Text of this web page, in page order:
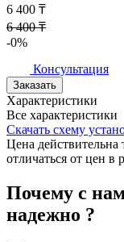
6 400 ₸
6 400 ₸
-0%
Консультация
Заказать
Характеристики
Все характеристики
Скачать схему
Цена действительна
отличаться от цен в
Почему с
надежно ?